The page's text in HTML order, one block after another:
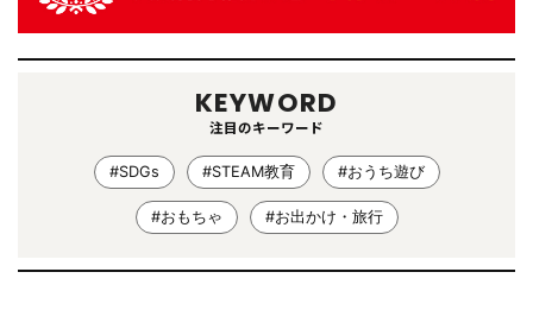
KEYWORD
注目のキーワード
#SDGs #STEAM教育 #おうち遊び
#おもちゃ #お出かけ・旅行